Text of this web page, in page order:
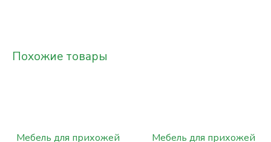
Похожие товары
Мебель для прихожей
Мебель для прихожей